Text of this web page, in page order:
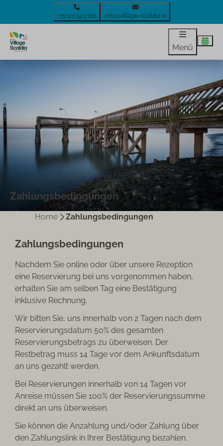
+31 117 343 100 info@village-scaldia.nl
Menü
Zahlungsbedingungen
Home Zahlungsbedingungen
Zahlungsbedingungen
Nachdem Sie online oder über unsere Rezeption
eine Reservierung bei uns vorgenommen haben,
erhalten Sie am selben Tag eine Bestätigung
inklusive Rechnung.
Wir bitten Sie, uns innerhalb von 2 Tagen nach dem
Reservierungsdatum 50% des gesamten
Reservierungsbetrags zu überweisen. Der
Restbetrag muss 14 Tage vor dem Ankunftsdatum
an uns gezahlt werden.
Bei Reservierungen innerhalb von 14 Tagen vor
Anreise müssen Sie 100% der Reservierungssumme
direkt an uns überweisen.
Sie können die Anzahlung und/oder Zahlung über
den Zahlungslink in Ihrer Bestätigung bezahlen.